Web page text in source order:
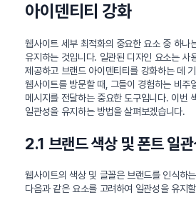
아이덴티티 강화
웹사이트 세부 최적화의 중요한 요소 중 하나
유지하는 것입니다. 일관된 디자인 요소는 사
제공하고 브랜드 아이덴티티를 강화하는 데
웹사이트를 방문할 때, 그들이 경험하는 비주
메시지를 전달하는 중요한 도구입니다. 이번
일관성을 유지하는 방법을 살펴보겠습니다.
2.1 브랜드 색상 및 폰트 일관
웹사이트의 색상 및 글꼴은 브랜드를 인식하
다음과 같은 요소를 고려하여 일관성을 유지